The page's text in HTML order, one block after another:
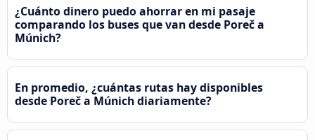
¿Cuánto dinero puedo ahorrar en mi pasaje
comparando los buses que van desde Poreč a
Múnich?
En promedio, ¿cuántas rutas hay disponibles
desde Poreč a Múnich diariamente?